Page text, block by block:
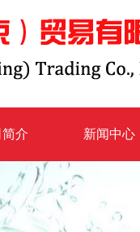
介 新闻中心